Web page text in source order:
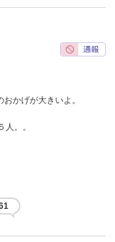
かげが大きいよ。
。。